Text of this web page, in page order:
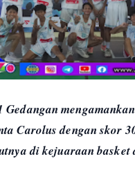
Gedangan
Carolus dengan skor
di kejuaraan basket